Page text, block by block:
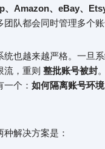
、Amazon、eBay、
队都会同时管理多个账
统也越来越严格。一旦系
流，重则 整批账号被封
个： 如何隔离账号环
种解决方案是：